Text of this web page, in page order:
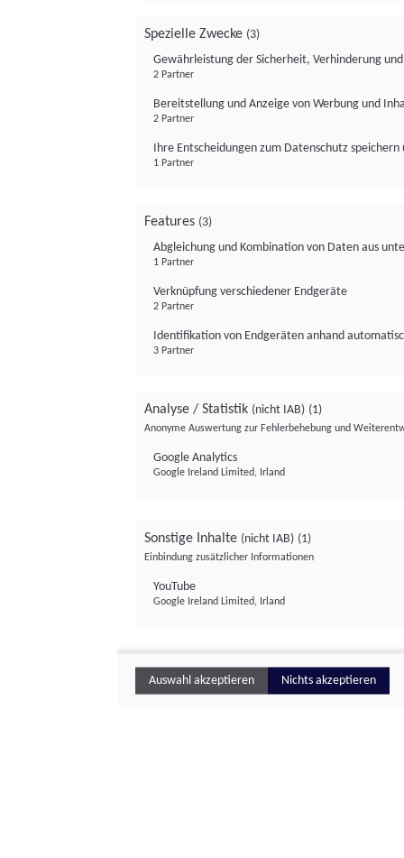
Spezielle Zwecke (3)
Gewährleistung der Sicherheit, Verhinderung
2 Partner
Bereitstellung und Anzeige von Werbung und
2 Partner
Ihre Entscheidungen zum Datenschutz
1 Partner
Features (3)
Abgleichung und Kombination von Daten aus
1 Partner
Verknüpfung verschiedener Endgeräte
2 Partner
Identifikation von Endgeräten anhand
3 Partner
Analyse / Statistik (nicht IAB) (1)
Anonyme Auswertung zur Fehlerbehebung und
Google Analytics
Google Ireland Limited, Irland
Sonstige Inhalte (nicht IAB) (1)
Einbindung zusätzlicher Informationen
YouTube
Google Ireland Limited, Irland
Auswahl akzeptieren Nichts akzeptieren